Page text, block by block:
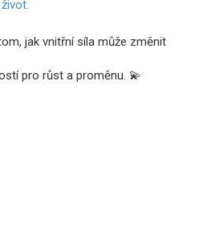
jak vnitřní síla může změnit
pro růst a proměnu. 💫